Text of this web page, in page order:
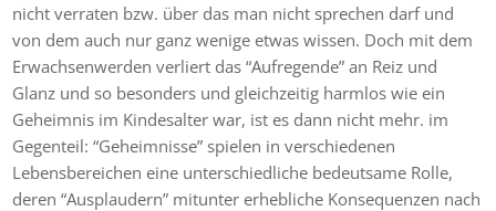
nicht verraten bzw. über das man nicht sprechen darf und
von dem auch nur ganz wenige etwas wissen. Doch mit dem
Erwachsenwerden verliert das “Aufregende” an Reiz und
Glanz und so besonders und gleichzeitig harmlos wie ein
Geheimnis im Kindesalter war, ist es dann nicht mehr. im
Gegenteil: “Geheimnisse” spielen in verschiedenen
Lebensbereichen eine unterschiedliche bedeutsame Rolle,
deren “Ausplaudern” mitunter erhebliche Konsequenzen nach